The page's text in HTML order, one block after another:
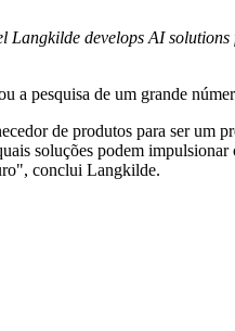
Langkilde develops AI
a pesquisa de um grande
de produtos para ser um
soluções podem
conclui Langkilde.